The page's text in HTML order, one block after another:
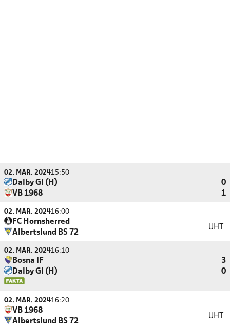
02. MAR. 202415:50
Dalby GI (H)
0
VB 1968
1
02. MAR. 202416:00
FC Hornsherred
Albertslund BS 72
UHT
02. MAR. 202416:10
Bosna IF
3
Dalby GI (H)
0
02. MAR. 202416:20
VB 1968
Albertslund BS 72
UHT